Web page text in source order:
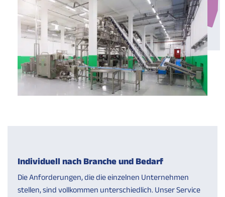
Individuell nach Branche und Bedarf
Die Anforderungen, die die einzelnen Unternehmen
stellen, sind vollkommen unterschiedlich. Unser Service